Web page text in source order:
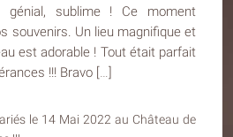
génial, sublime ! Ce moment
souvenirs. Un lieu magnifique et
est adorable ! Tout était parfait
!!! Bravo […]
le 14 Mai 2022 au Château de